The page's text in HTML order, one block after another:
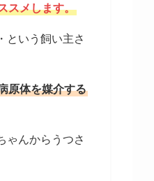
スメします。
という飼い主さ
原体を媒介する
ゃんからうつさ